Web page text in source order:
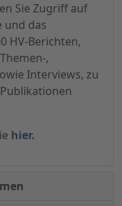
Sie Zugriff auf
und das
HV-Berichten,
,
Interviews, zu
hier.